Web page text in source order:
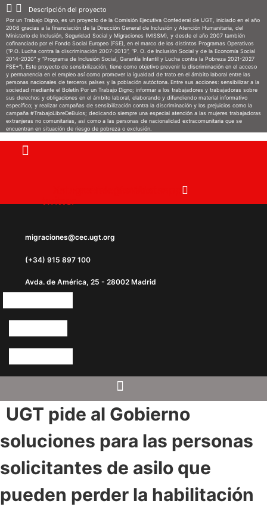
Ir
al
contenido
Descripción del proyecto
Por un Trabajo Digno, es un proyecto de la Comisión Ejecutiva Confederal de UGT, iniciado en el año
2006 gracias a la financiación de la Dirección General de Inclusión y Atención Humanitaria, del
Ministerio de Inclusión, Seguridad Social y Migraciones (MISSM), y desde el año 2007 también
cofinanciado por el Fondo Social Europeo (FSE), en el marco de los distintos Programas Operativos
(“P.O. Lucha contra la discriminación 2007-2013”, “P. O. de Inclusión Social y de la Economía Social
2014-2020” y “Programa de Inclusión Social, Garantía Infantil y Lucha contra la Pobreza 2021-2027
FSE+”). Este proyecto de sensibilización, tiene como objetivo prevenir la discriminación en el acceso
y permanencia en el empleo así como promover la igualdad de trato en el ámbito laboral entre las
personas nacionales de terceros países y la población autóctona. Entre sus acciones: sensibilizar a la
sociedad mediante el Boletín Por un Trabajo Digno; informar a los trabajadores y trabajadoras sobre
sus derechos y obligaciones en el ámbito laboral, elaborando y difundiendo material informativo
específico; y realizar campañas de sensibilización contra la discriminación y los prejuicios como la
campaña #TrabajoLibreDeBulos; dedicando siempre una especial atención a las mujeres trabajadoras
extranjeras no comunitarias, así como a las personas de nacionalidad extracomunitaria que se
encuentran en situación de riesgo de pobreza o exclusión.
migraciones@cec.ugt.org
(+34) 915 897 100
Avda. de América, 25 - 28002 Madrid
UGT pide al Gobierno
soluciones para las personas
solicitantes de asilo que
pueden perder la habilitación